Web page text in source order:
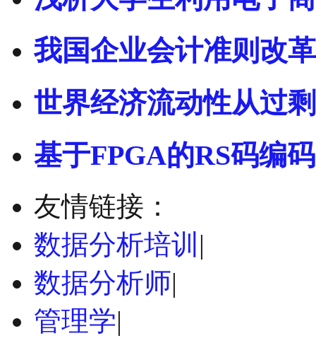
我国企业会计准则改
世界经济流动性从过
基于FPGA的RS码编码
友情链接：
数据分析培训 |
数据分析师|
管理学|